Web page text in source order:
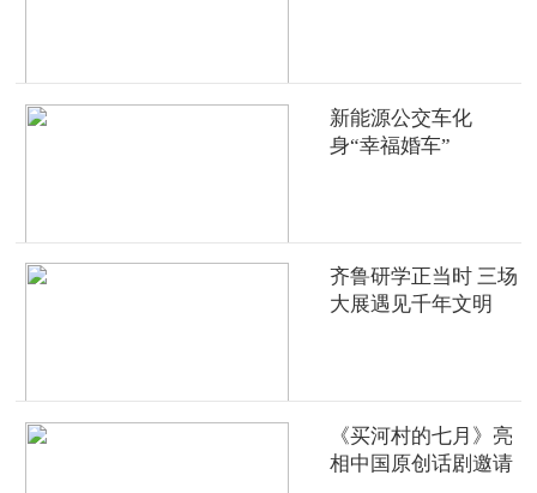
新能源公交车化
身“幸福婚车”
齐鲁研学正当时 三场
大展遇见千年文明
《买河村的七月》亮
相中国原创话剧邀请